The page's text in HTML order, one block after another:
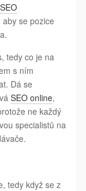
SEO
se pozice
tedy co je na
s ním
Dá se
SEO online,
ne každý
specialistů na
tedy když se z